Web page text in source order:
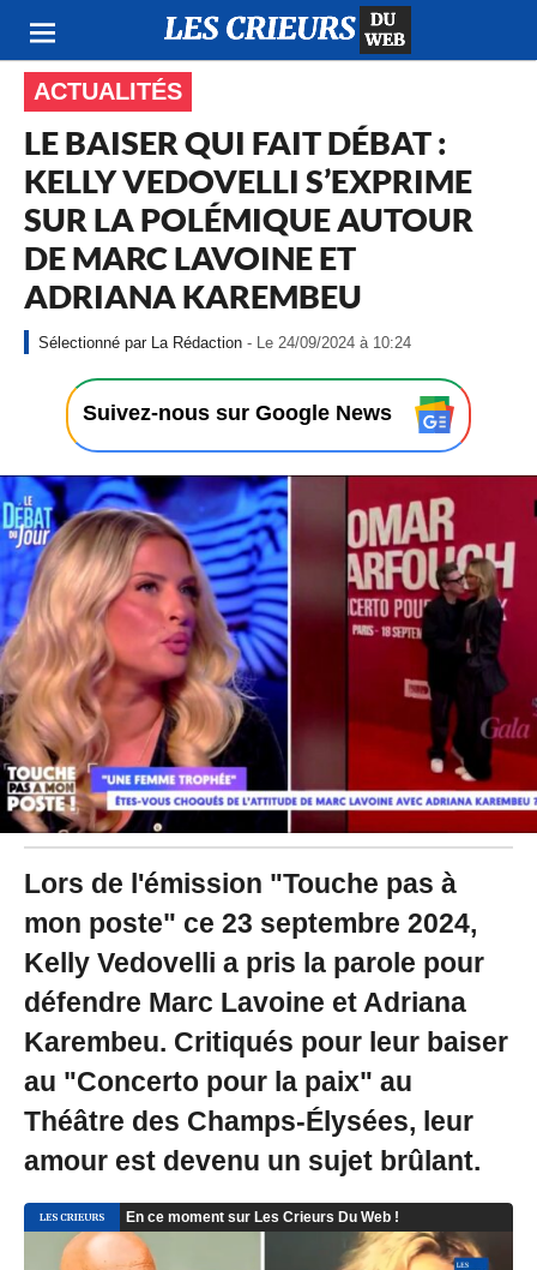
ACTUALITÉS
LE BAISER QUI FAIT DÉBAT :
KELLY VEDOVELLI S’EXPRIME
SUR LA POLÉMIQUE AUTOUR
DE MARC LAVOINE ET
ADRIANA KAREMBEU
La Rédaction - Le 24/09/2024 à 10:24
2
4
/
0
9
/
2
2
4
à
0
2
Suivez-nous sur Google News
Lors de l'émission "Touche pas à
mon poste" ce 23 septembre 2024,
Kelly Vedovelli a pris la parole pour
défendre Marc Lavoine et Adriana
Karembeu. Critiqués pour leur baiser
au "Concerto pour la paix" au
Théâtre des Champs-Élysées, leur
amour est devenu un sujet brûlant.